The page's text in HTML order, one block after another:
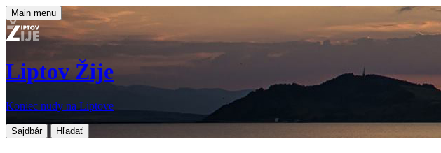
Main menu
Liptov Žije
Koniec nudy na Liptove
Sajdbár Hľadať